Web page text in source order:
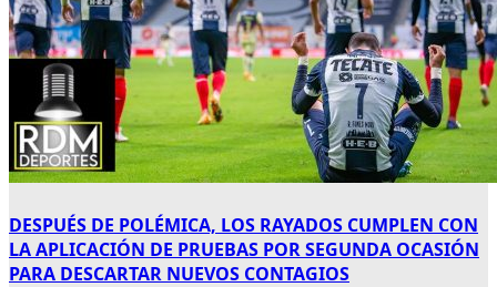
DESPUÉS DE POLÉMICA, LOS RAYADOS CUMPLEN CON
LA APLICACIÓN DE PRUEBAS POR SEGUNDA OCASIÓN
PARA DESCARTAR NUEVOS CONTAGIOS